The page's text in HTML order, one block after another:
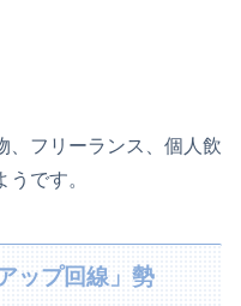
、フリーランス、個人飲
です。
ップ回線」勢